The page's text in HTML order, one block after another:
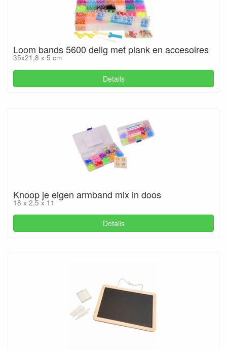
Loom bands 5600 delig met plank en accesoires
35x21,8 x 5 cm
Details
Knoop je eigen armband mix in doos
18 x 2,5 x 11
Details